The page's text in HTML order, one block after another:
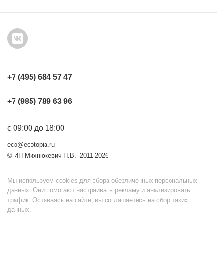
+7 (495) 684 57 47
+7 (985) 789 63 96
с 09:00 до 18:00
eco@ecotopia.ru
© ИП Михнюкевич П.В., 2011-2026
Мы используем cookies для сбора обезличенных персональных
данных. Они помогают настраивать рекламу и анализировать
трафик. Оставаясь на сайте, вы соглашаетесь на сбор таких
данных.